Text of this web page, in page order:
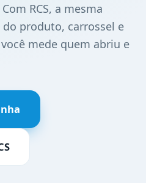
RCS, a mesma
produto, carrossel e
mede quem abriu e